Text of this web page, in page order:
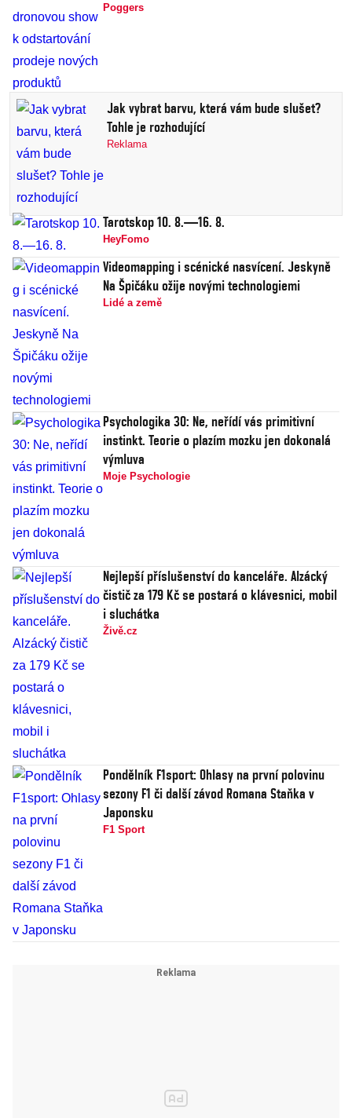
Poggers
Jak vybrat barvu, která vám bude slušet?
Tohle je rozhodující
Reklama
Tarotskop 10. 8.—16. 8.
HeyFomo
Videomapping i scénické nasvícení. Jeskyně
Na Špičáku ožije novými technologiemi
Lidé a země
Psychologika 30: Ne, neřídí vás primitivní
instinkt. Teorie o plazím mozku jen dokonalá
výmluva
Moje Psychologie
Nejlepší příslušenství do kanceláře. Alzácký
čistič za 179 Kč se postará o klávesnici, mobil
i sluchátka
Živě.cz
Pondělník F1sport: Ohlasy na první polovinu
sezony F1 či další závod Romana Staňka v
Japonsku
F1 Sport